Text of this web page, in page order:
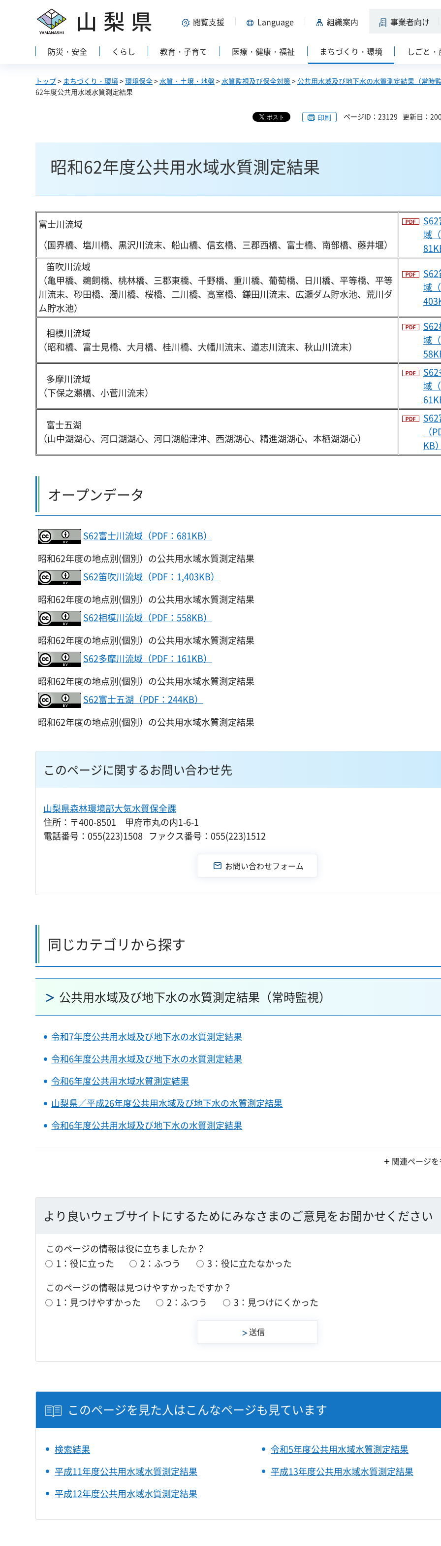
山梨県 閲覧支援 Language 組織案内 事業者向け
防災・安全 くらし 教育・子育て 医療・健康・福祉 まちづくり・環境 しごと
トップ> まちづくり・環境>環境保全>水質・土壌・地盤>水質監視及び保全対策 > 公共用水域及び地下水の水質測定結果（常時
62年度公共用水域水質測定結果
印刷 ページID：23129 更新日：
昭和62年度公共用水域水質測定結果
富士川流域
（国界橋、塩川橋、黒沢川流末、船山橋、信玄橋、三郡西橋、富士橋、南部橋、藤井堰）
域
笛吹川流域
（亀甲橋、鵜飼橋、桃林橋、三郡東橋、千野橋、重川橋、葡萄橋、日川橋、平等橋、平等
川流末、砂田橋、濁川橋、桜橋、二川橋、高室橋、鎌田川流末、広瀬ダム貯水池、荒川ダ
ム貯水池）
域
相模川流域
（昭和橋、富士見橋、大月橋、桂川橋、大幡川流末、道志川流末、秋山川流末）
域
多摩川流域
（下保之瀬橋、小菅川流末）
域
富士五湖
（山中湖湖心、河口湖湖心、河口湖船津沖、西湖湖心、精進湖湖心、本栖湖湖心）
（
KB
オープンデータ
S62富士川流域（PDF：681KB）
昭和62年度の地点別(個別）の公共用水域水質測定結果
S62笛吹川流域（PDF：1,403KB）
昭和62年度の地点別(個別）の公共用水域水質測定結果
S62相模川流域（PDF：558KB）
昭和62年度の地点別(個別）の公共用水域水質測定結果
S62多摩川流域（PDF：161KB）
昭和62年度の地点別(個別）の公共用水域水質測定結果
S62富士五湖（PDF：244KB）
昭和62年度の地点別(個別）の公共用水域水質測定結果
このページに関するお問い合わせ先
山梨県森林環境部大気水質保全課
住所：〒400-8501 甲府市丸の内1-6-1
電話番号：055(223)1508 ファクス番号：055(223)1512
同じカテゴリから探す
公共用水域及び地下水の水質測定結果（常時監視）
令和7年度公共用水域及び地下水の水質測定結果
令和6年度公共用水域及び地下水の水質測定結果
令和6年度公共用水域水質測定結果
山梨県／平成26年度公共用水域及び地下水の水質測定結果
令和6年度公共用水域及び地下水の水質測定結果
関連ページ
より良いウェブサイトにするためにみなさまのご意見をお聞かせください
このページの情報は役に立ちましたか？
1：役に立った
2：ふつう
3：役に立たなかった
このページの情報は見つけやすかったですか？
1：見つけやすかった
2：ふつう 3：見つけにくかった
このページを見た人はこんなページも見ています
検索結果
令和5年度公共用水域水質測定結果
平成11年度公共用水域水質測定結果
平成13年度公共用水域水質測定結果
平成12年度公共用水域水質測定結果